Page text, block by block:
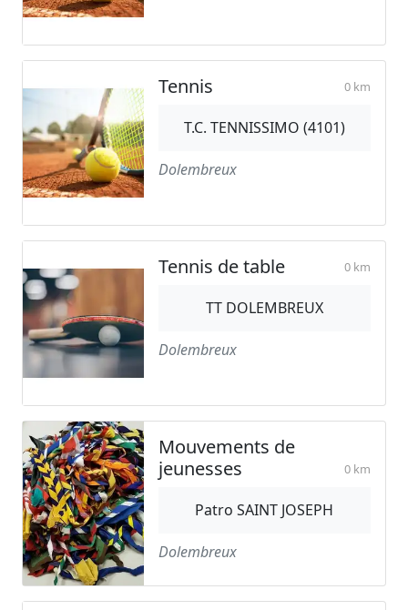
Tennis 0 km
T.C. TENNISSIMO (4101)
Dolembreux
Tennis de table 0 km
TT DOLEMBREUX
Dolembreux
Mouvements de
jeunesses
0 km
Patro SAINT JOSEPH
Dolembreux